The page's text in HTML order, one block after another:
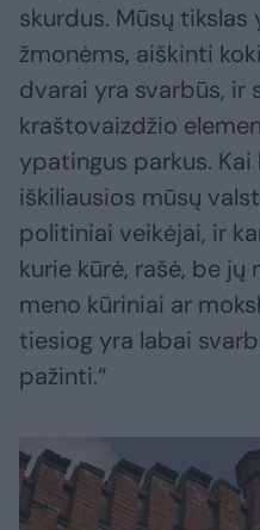
skurdus. Mūsų tikslas
žmonėms, aiškinti
dvarai yra svarbūs, ir
kraštovaizdžio
ypatingus parkus.
iškiliausios mūsų
politiniai veikėjai, ir
kurie kūrė, rašė, be
meno kūriniai ar
tiesiog yra labai
pažinti.“